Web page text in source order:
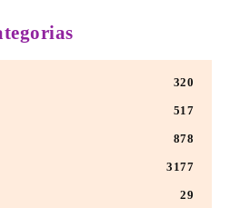
320
517
878
3177
29